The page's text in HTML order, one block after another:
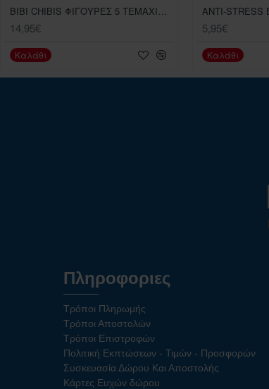
14,95€
Καλάθι
ANTI-STRESS
5,95€
Καλάθι
Πληροφοριες
Τρόποι Πληρωμής
Τρόποι Αποστολών
Τρόποι Επιστροφών
Πολιτική Εκπτώσεων - Τιμών - Προσφορών
Συσκευασία Δώρου Και Αποστολής
Κάρτες Ευχών δώρου